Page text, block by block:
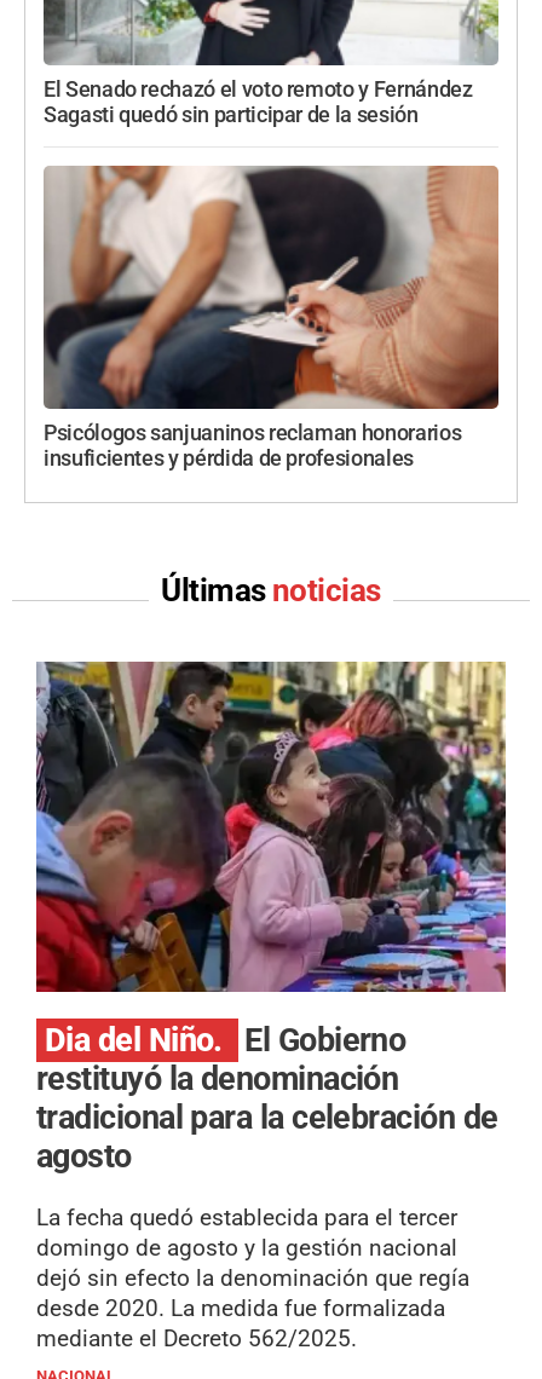
El Senado rechazó el voto remoto y Fernández
Sagasti quedó sin participar de la sesión
Psicólogos sanjuaninos reclaman honorarios
insuficientes y pérdida de profesionales
Últimas noticias
Dia del Niño.
El Gobierno
restituyó la denominación
tradicional para la celebración de
agosto
La fecha quedó establecida para el tercer
domingo de agosto y la gestión nacional
dejó sin efecto la denominación que regía
desde 2020. La medida fue formalizada
mediante el Decreto 562/2025.